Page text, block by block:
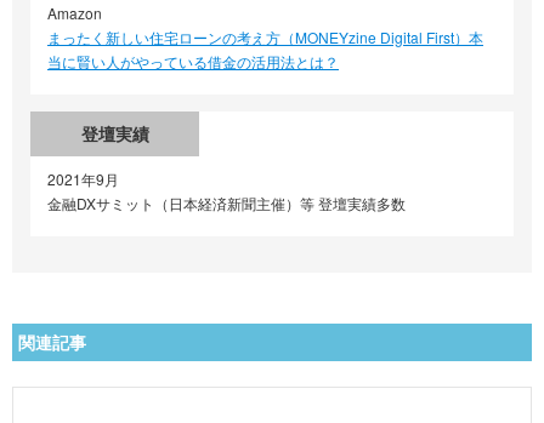
Amazon
まったく新しい住宅ローンの考え方（MONEYzine Digital First）本
当に賢い人がやっている借金の活用法とは？
登壇実績
2021年9月
金融DXサミット（日本経済新聞主催）等 登壇実績多数
関連記事